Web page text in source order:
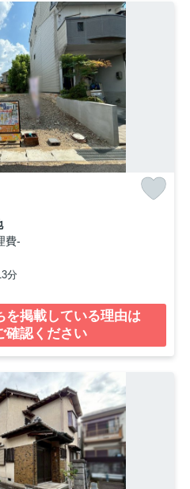
費-
分
を掲載している理由は
確認ください